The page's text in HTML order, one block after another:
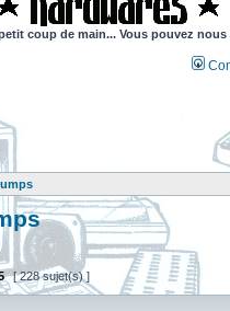
coup de main... Vous pouvez
[ 228 sujet(s) ]